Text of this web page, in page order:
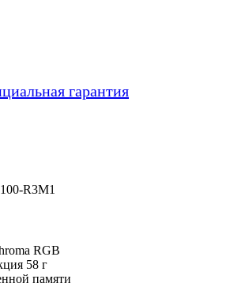
гарантия
R3M1
RGB
58 г
памяти